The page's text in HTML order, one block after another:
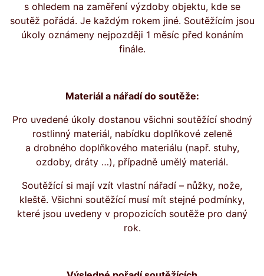
s ohledem na zaměření výzdoby objektu, kde se
soutěž pořádá. Je každým rokem jiné. Soutěžícím jsou
úkoly oznámeny nejpozději 1 měsíc před konáním
finále.
Materiál a nářadí do soutěže:
Pro uvedené úkoly dostanou všichni soutěžící shodný
rostlinný materiál, nabídku doplňkové zeleně
a drobného doplňkového materiálu (např. stuhy,
ozdoby, dráty …), případně umělý materiál.
Soutěžící si mají vzít vlastní nářadí – nůžky, nože,
kleště. Všichni soutěžící musí mít stejné podmínky,
které jsou uvedeny v propozicích soutěže pro daný
rok.